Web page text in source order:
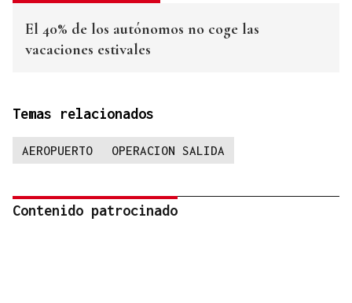
El 40% de los autónomos no coge las
vacaciones estivales
Temas relacionados
AEROPUERTO OPERACION SALIDA
Contenido patrocinado